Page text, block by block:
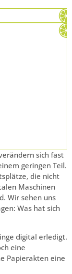
sich fast
geringen Teil.
die nicht
Maschinen
Wir sehen uns
Was hat sich
digital erledigt.
eine
Papierakten eine